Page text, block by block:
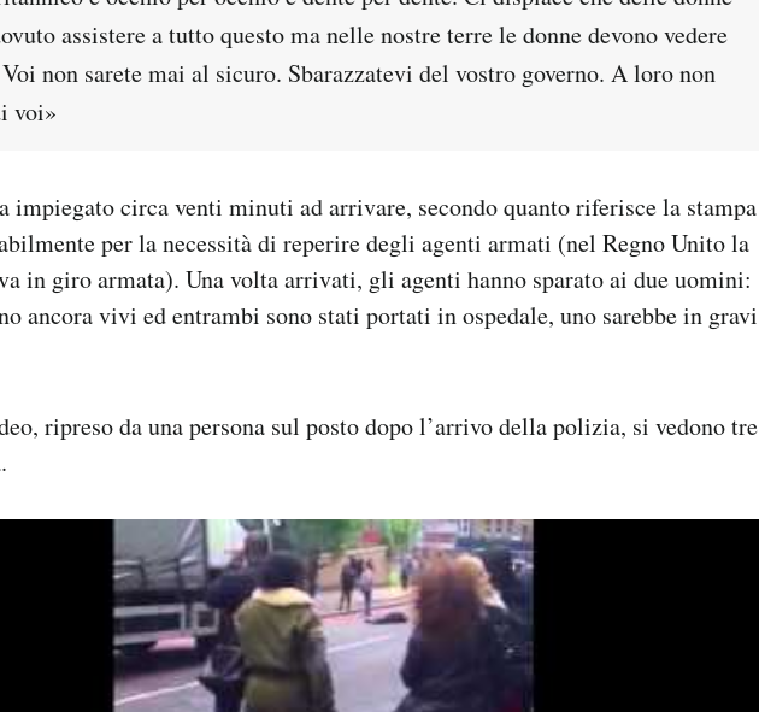
assistere a tutto questo ma nelle nostre terre le donne devono vedere
non sarete mai al sicuro. Sbarazzatevi del vostro governo. A loro non
voi»
impiegato circa venti minuti ad arrivare, secondo quanto riferisce la stampa
per la necessità di reperire degli agenti armati (nel Regno Unito la
in giro armata). Una volta arrivati, gli agenti hanno sparato ai due uomini:
ancora vivi ed entrambi sono stati portati in ospedale, uno sarebbe in gravi
ripreso da una persona sul posto dopo l’arrivo della polizia, si vedono tre